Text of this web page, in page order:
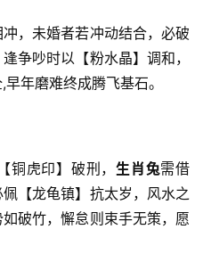
冲，未婚者若冲动结合，必破
争吵时以【粉水晶】调和，
年磨难终成腾飞基石。
铜虎印】破刑， 生肖兔需借
佩【龙龟镇】抗太岁，风水之
破竹，懈怠则束手无策，愿